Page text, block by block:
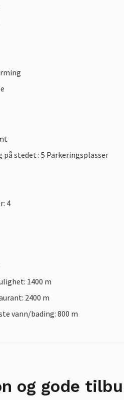
på stedet : 5 Parkeringsplasser
4
1400 m
2400 m
vann/bading: 800 m
og gode